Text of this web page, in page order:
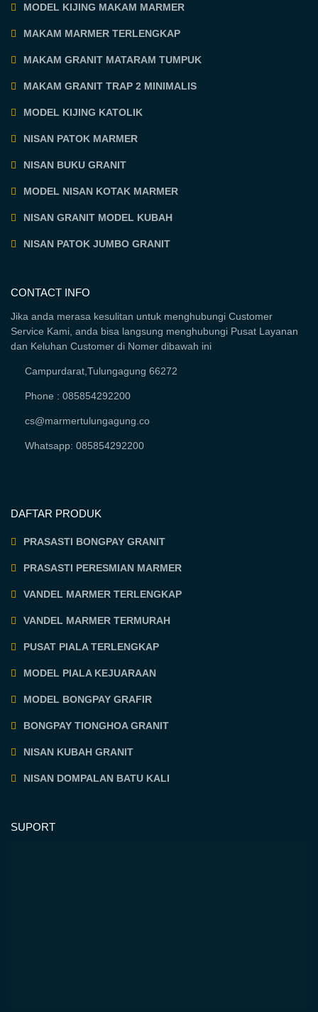
MODEL KIJING MAKAM MARMER
MAKAM MARMER TERLENGKAP
MAKAM GRANIT MATARAM TUMPUK
MAKAM GRANIT TRAP 2 MINIMALIS
MODEL KIJING KATOLIK
NISAN PATOK MARMER
NISAN BUKU GRANIT
MODEL NISAN KOTAK MARMER
NISAN GRANIT MODEL KUBAH
NISAN PATOK JUMBO GRANIT
CONTACT INFO
Jika anda merasa kesulitan untuk menghubungi Customer
Service Kami, anda bisa langsung menghubungi Pusat Layanan
dan Keluhan Customer di Nomer dibawah ini
Campurdarat,Tulungagung 66272
Phone : 085854292200
cs@marmertulungagung.co
Whatsapp: 085854292200
DAFTAR PRODUK
PRASASTI BONGPAY GRANIT
PRASASTI PERESMIAN MARMER
VANDEL MARMER TERLENGKAP
VANDEL MARMER TERMURAH
PUSAT PIALA TERLENGKAP
MODEL PIALA KEJUARAAN
MODEL BONGPAY GRAFIR
BONGPAY TIONGHOA GRANIT
NISAN KUBAH GRANIT
NISAN DOMPALAN BATU KALI
SUPORT